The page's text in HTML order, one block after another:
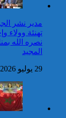
حصيلة حوادث السير
بالمناطق الحضرية
الأسبوع المنصرم
برقية تهنئة إلى
من الرئيس
لجمهورية مالي،
بمناسبة عيد
المديرية العامة
بريطانية بشأن
بريطاني عارية من
كاريكاتير
مدير نشر
تهنئة
نصره الله
المجيد
29 يوليو 2026